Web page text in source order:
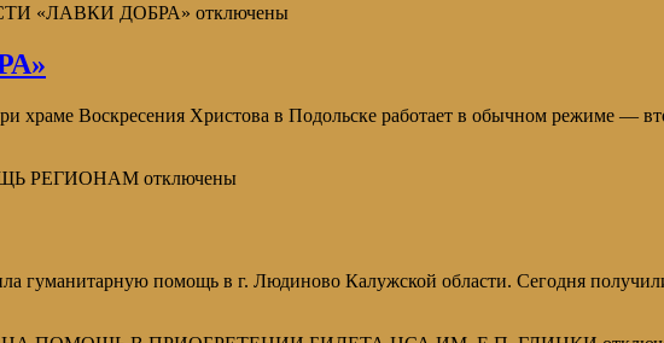
«ЛАВКИ ДОБРА» отключены
храме Воскресения Христова в Подольске работает в обычном режиме —
РЕГИОНАМ отключены
гуманитарную помощь в г. Людиново Калужской области. Сегодня